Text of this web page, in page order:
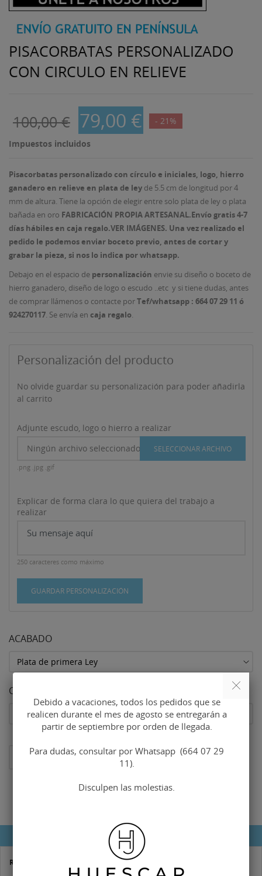
PISACORBATAS PERSONALIZADO
CON CIRCULO EN RELIEVE
100,00 € 79,00 € - 21%
Impuestos incluidos
Pisacorbatas personalizado con círculo e iniciales, logo, hierro
ganadero en relieve en plata de ley de 5.5 cm de longitud por 4
mm de altura. Tiene la opción de elegir entre solo plata de ley o plata
bañada en oro FABRICACIÓN PROPIA ARTESANAL.Envío gratis 4-7
días hábiles en caja regalo.VER IMÁGENES. Una vez realizado el
pedido le podemos enviar boceto previo, antes de cortar y
grabar la pieza, si nos lo indica por whatsapp.
Debajo en el espacio de personalización envie su diseño o boceto de
hierro ganadero, diseño de logo o escudo ..etc y si tiene dudas, antes
de comprar llámenos o contacte porTef/whatsapp : 664 07 29 11 ó
924270117 . Se envía en caja regalo
Personalización del producto
No olvide guardar su personalización para poder añadirla
al carrito
Adjunte escudo, logo o hierro a realizar
Ningún archivo seleccionado
SELECCIONAR ARCHIVO
.png .jpg .gif
Explicar de forma clara lo que quiera del trabajo a
realizar
250 caracteres como máximo
GUARDAR PERSONALIZACIÓN
ACABADO
CADENA DE SEGURIDAD EN EL PISACORBATAS
AL CARRITO
DETALLES DEL PRODUCTO
Referencia
Debido a vacaciones, todos los pedidos que se
realicen durante el mes de agosto se entregarán a
partir de septiembre por orden de llegada.
Para dudas, consultar por Whatsapp (664 07 29
11).
Disculpen las molestias.